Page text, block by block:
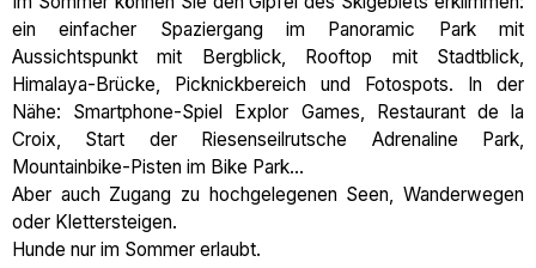
ein einfacher Spaziergang im Panoramic Park mit
Aussichtspunkt mit Bergblick, Rooftop mit Stadtblick,
Himalaya-Brücke, Picknickbereich und Fotospots. In der
Nähe: Smartphone-Spiel Explor Games, Restaurant de la
Croix, Start der Riesenseilrutsche Adrenaline Park,
Mountainbike-Pisten im Bike Park...
Aber auch Zugang zu hochgelegenen Seen, Wanderwegen
oder Klettersteigen.
Hunde nur im Sommer erlaubt.